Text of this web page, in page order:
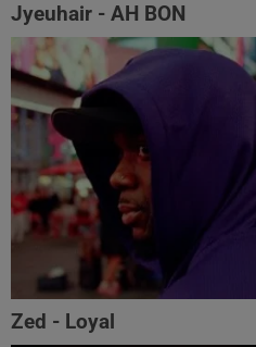
Jyeuhair - AH BON
Zed - Loyal